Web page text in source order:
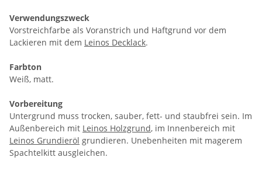
Verwendungszweck
Vorstreichfarbe als Voranstrich und Haftgrund vor dem
Lackieren mit dem Leinos Decklack.
Farbton
Weiß, matt.
Vorbereitung
Untergrund muss trocken, sauber, fett- und staubfrei sein. Im
Außenbereich mit Leinos Holzgrund, im Innenbereich mit
Leinos Grundieröl grundieren. Unebenheiten mit magerem
Spachtelkitt ausgleichen.